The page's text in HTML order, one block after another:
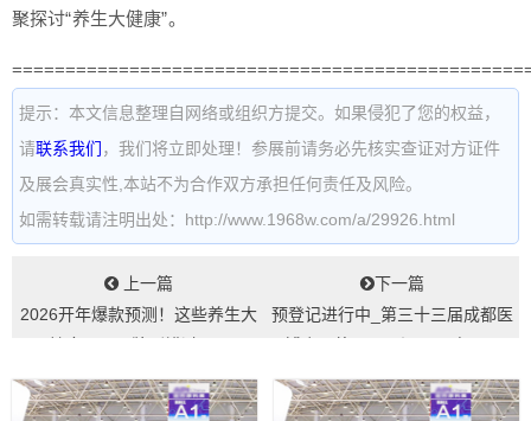
聚探讨“养生大健康”。
提示：本文信息整理自网络或组织方提交。如果侵犯了您的权益，
请联系我们 ，我们将立即处理！参展前请务必先核实查证对方证件
及展会真实性,本站不为合作双方承担任何责任及风险。
如需转载请注明出处：http://www.1968w.com/a/29926.html
上一篇
2026开年爆款预测！这些养生大
下一篇
预登记进行中_第三十三届成都医
药、养老资源...